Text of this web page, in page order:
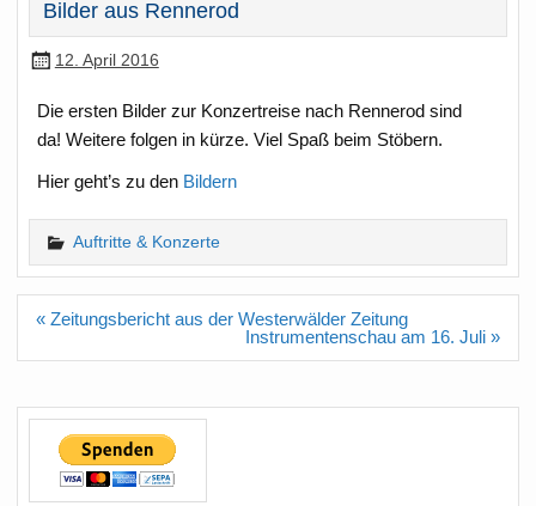
Bilder aus Rennerod
12. April 2016
Die ersten Bilder zur Konzertreise nach Rennerod sind
da! Weitere folgen in kürze. Viel Spaß beim Stöbern.
Hier geht’s zu den Bildern
Auftritte & Konzerte
Beitragsnavigation
« Zeitungsbericht aus der Westerwälder Zeitung
Instrumentenschau am 16. Juli »